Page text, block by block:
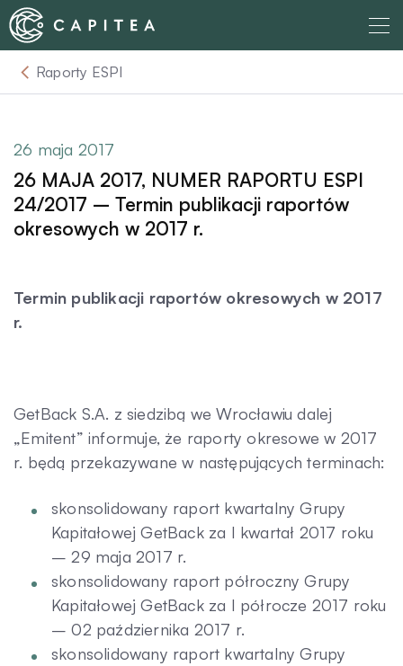
Skip
to
content
O nas
Dla Wierzyciela
Relacje Inwestorskie
Komunikaty
Kontakt
Raporty ESPI
26 maja 2017
26 MAJA 2017, NUMER RAPORTU ESPI
24/2017 – Termin publikacji raportów
okresowych w 2017 r.
Termin publikacji raportów okresowych w 2017
r.
GetBack S.A. z siedzibą we Wrocławiu dalej
„Emitent” informuje, że raporty okresowe w 2017
r. będą przekazywane w następujących terminach:
skonsolidowany raport kwartalny Grupy
Kapitałowej GetBack za I kwartał 2017 roku
– 29 maja 2017 r.
skonsolidowany raport półroczny Grupy
Kapitałowej GetBack za I półrocze 2017 roku
– 02 października 2017 r.
skonsolidowany raport kwartalny Grupy